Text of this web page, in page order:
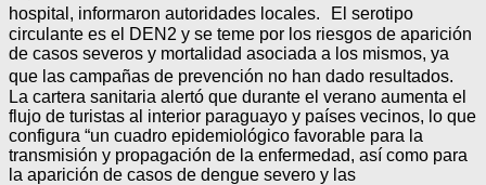
hospital, informaron autoridades locales. El serotipo
circulante es el DEN2 y se teme por los riesgos de aparición
de casos severos y mortalidad asociada a los mismos, ya
que las campañas de prevención no han dado resultados.
La cartera sanitaria alertó que durante el verano aumenta el
flujo de turistas al interior paraguayo y países vecinos, lo que
configura “un cuadro epidemiológico favorable para la
transmisión y propagación de la enfermedad, así como para
la aparición de casos de dengue severo y las